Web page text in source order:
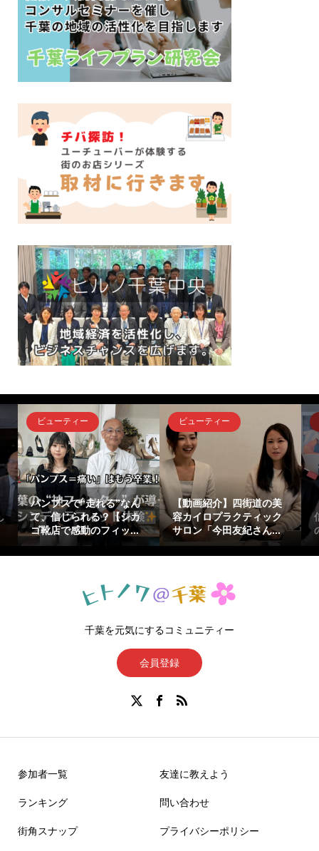
ビューティー
パンプスで“走れる”なん
て、信じられる？【シカ
ゴ靴店で感動のフィッ...
ビューティー
【動画紹介】四街道の美
容カイロプラクティック
サロン「今田友紀さん...
千葉を元気にするコミュニティー
会員登録
参加者一覧
ランキング
街角スナップ
友達に教えよう
問い合わせ
プライバシーポリシー